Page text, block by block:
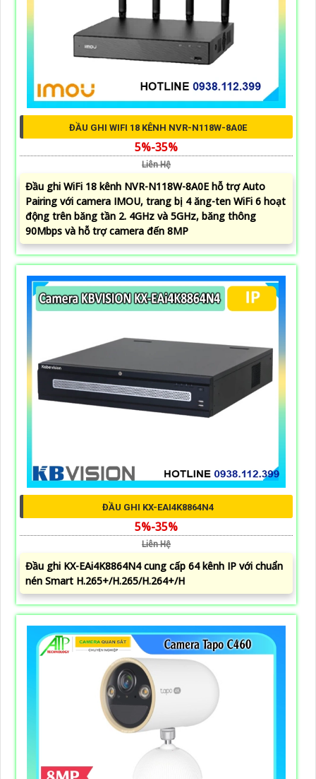
ĐẦU GHI WIFI 18 KÊNH NVR-N118W-8A0E
5%-35%
Liên Hệ
Đầu ghi WiFi 18 kênh NVR-N118W-8A0E hỗ trợ Auto
Pairing với camera IMOU, trang bị 4 ăng-ten WiFi 6 hoạt
động trên băng tần 2. 4GHz và 5GHz, băng thông
90Mbps và hỗ trợ camera đến 8MP
ĐẦU GHI KX-EAI4K8864N4
5%-35%
Liên Hệ
Đầu ghi KX-EAi4K8864N4 cung cấp 64 kênh IP với chuẩn
nén Smart H.265+/H.265/H.264+/H